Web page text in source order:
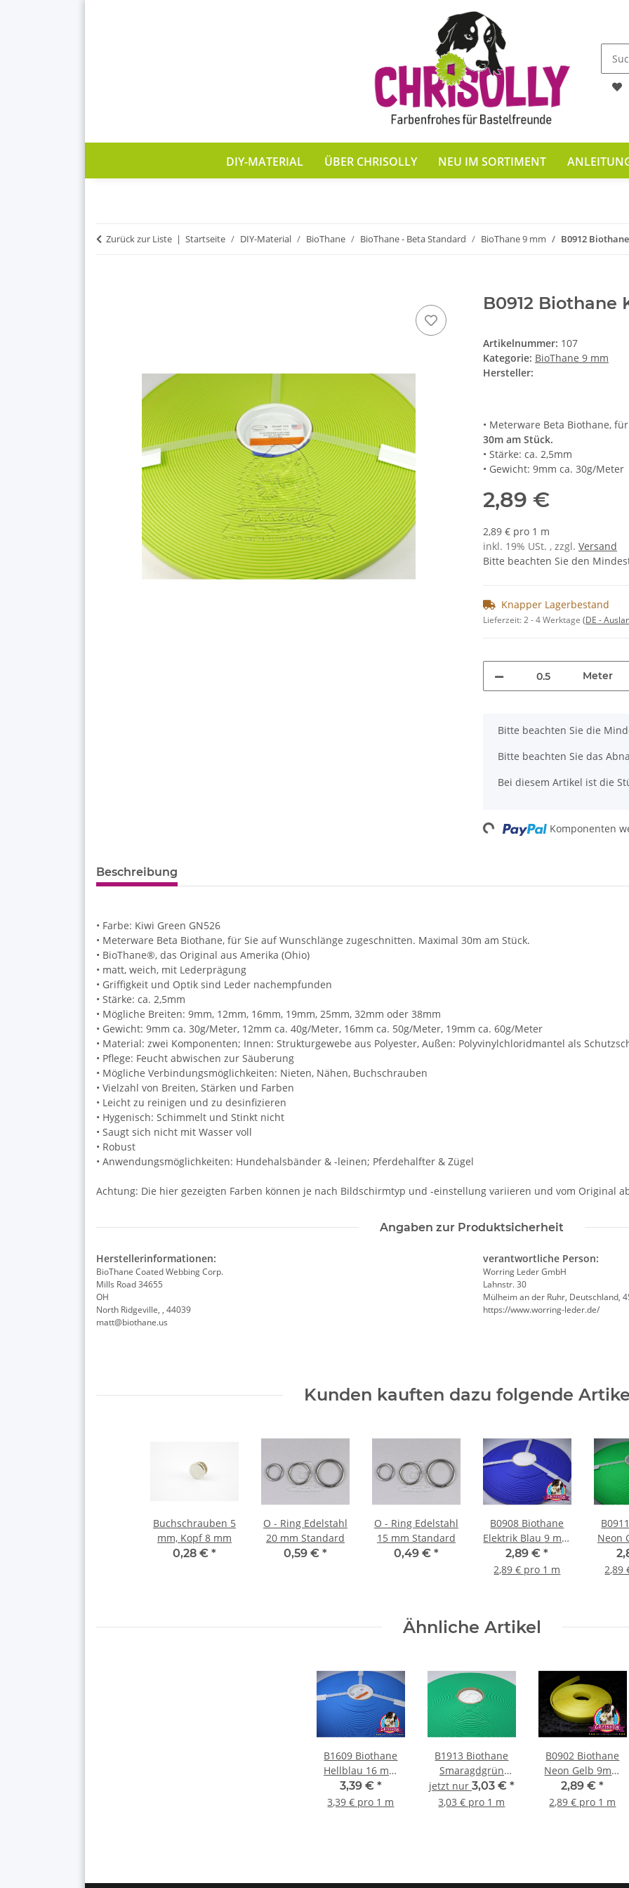
DIY-MATERIAL ÜBER CHRISOLLY NEU IM SORTIMENT
Zurück zur Liste Startseite DIY-Material BioThane BioThane - Beta Standard BioThane 9 mm B0912
B0912 Biothane
Artikelnummer: 107
Kategorie: BioThane 9 mm
Hersteller:
• Meterware Beta Biothane,
30m am Stück.
• Stärke: ca. 2,5mm
• Gewicht: 9mm ca. 30g/Meter
2,89 €
2,89 € pro 1 m
inkl. 19% USt. , zzgl. Versand
Bitte beachten Sie den
Knapper Lagerbestand
Lieferzeit:2 - 4 Werktage (DE -
Meter
x
Bitte beachten Sie die
Bitte beachten Sie das
Bei diesem Artikel ist die
Loading... Komponenten
Beschreibung
• Farbe: Kiwi Green GN526
• Meterware Beta Biothane, für Sie auf Wunschlänge zugeschnitten. Maximal 30m am Stück.
• BioThane®, das Original aus Amerika (Ohio)
• matt, weich, mit Lederprägung
• Griffigkeit und Optik sind Leder nachempfunden
• Stärke: ca. 2,5mm
• Mögliche Breiten: 9mm, 12mm, 16mm, 19mm, 25mm, 32mm oder 38mm
• Gewicht: 9mm ca. 30g/Meter, 12mm ca. 40g/Meter, 16mm ca. 50g/Meter, 19mm ca. 60g/Meter
• Material: zwei Komponenten; Innen: Strukturgewebe aus Polyester, Außen: Polyvinylchloridmantel als
• Pflege: Feucht abwischen zur Säuberung
• Mögliche Verbindungsmöglichkeiten: Nieten, Nähen, Buchschrauben
• Vielzahl von Breiten, Stärken und Farben
• Leicht zu reinigen und zu desinfizieren
• Hygenisch: Schimmelt und Stinkt nicht
• Saugt sich nicht mit Wasser voll
• Robust
• Anwendungsmöglichkeiten: Hundehalsbänder & -leinen; Pferdehalfter & Zügel
Achtung: Die hier gezeigten Farben können je nach Bildschirmtyp und -einstellung variieren und vom Original
Angaben zur Produktsicherheit
Herstellerinformationen:
BioThane Coated Webbing Corp.
Mills Road 34655
OH
North Ridgeville, , 44039
matt@biothane.us
verantwortliche Person:
Worring Leder GmbH
Lahnstr. 30
Mülheim an der Ruhr, Deutschland,
https://www.worring-leder.de/
Kunden kauften dazu folgende
Buchschrauben 5
mm, Kopf 8 mm
0,28 € *
O - Ring Edelstahl
20 mm Standard
0,59 € *
O - Ring Edelstahl
15 mm Standard
0,49 € *
B0908 Biothane
Elektrik Blau 9 mm
BU522
2,89 €*
2,89 € pro 1 m
Neon
2,89
Ähnliche Artikel
B1609 Biothane
Hellblau 16 mm
BU521
3,39 € *
3,39 € pro 1 m
B1913 Biothane
Smaragdgrün
19mm GN524
jetzt nur 3,03 € *
3,03 € pro 1 m
B0902 Biothane
Neon Gelb 9mm
YE527
2,89 €*
2,89 € pro 1 m